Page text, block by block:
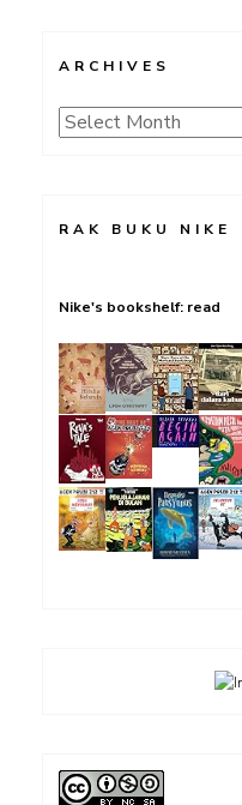
ARCHIVES
Archives
RAK BUKU NIKE
Nike's bookshelf: read